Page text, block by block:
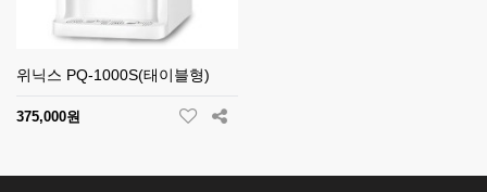
위닉스 PQ-1000S(태이블형)
375,000원